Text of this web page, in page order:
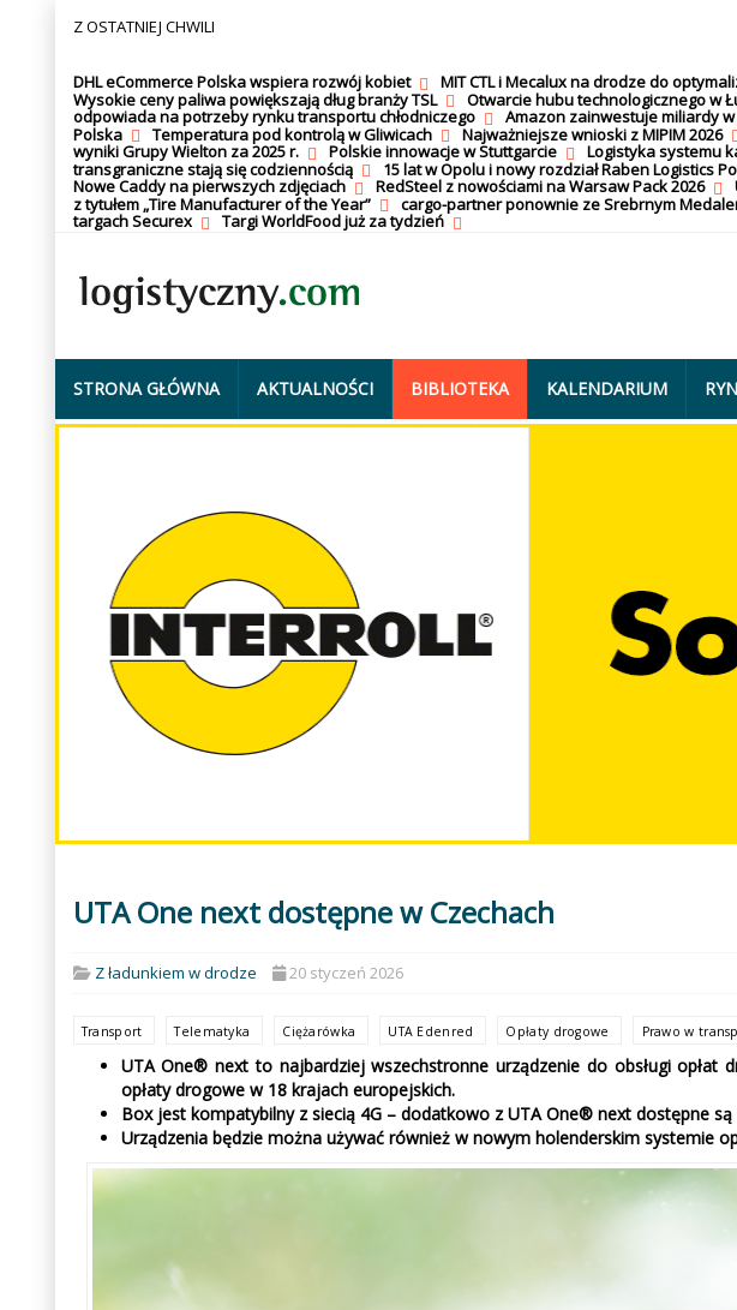
Z OSTATNIEJ CHWILI
DHL eCommerce Polska wspiera rozwój kobiet MIT CTL i Mecalux na drodze do
Wysokie ceny paliwa powiększają dług branży TSL
Otwarcie hubu technologicznego w
odpowiada na potrzeby rynku transportu chłodniczego
Amazon zainwestuje miliardy
Polska
Temperatura pod kontrolą w Gliwicach Najważniejsze wnioski z MIPIM 2026
wyniki Grupy Wielton za 2025 r.
Polskie innowacje w Stuttgarcie Logistyka systemu
transgraniczne stają się codziennością
15 lat w Opolu i nowy rozdział Raben Logistics
Nowe Caddy na pierwszych zdjęciach
RedSteel z nowościami na Warsaw Pack 2026
z tytułem „Tire Manufacturer of the Year”
cargo-partner ponownie ze Srebrnym
targach Securex
Targi WorldFood już za tydzień
STRONA GŁÓWNA AKTUALNOŚCI BIBLIOTEKA KALENDARIUM
UTA One next dostępne w Czechach
Z ładunkiem w drodze 20 styczeń 2026
Transport Telematyka Ciężarówka UTA Edenred Opłaty drogowe Prawo w
UTA One® next to najbardziej wszechstronne urządzenie do obsługi opłat
opłaty drogowe w 18 krajach europejskich.
Box jest kompatybilny z siecią 4G – dodatkowo z UTA One® next dostępne
Urządzenia będzie można używać również w nowym holenderskim systemie